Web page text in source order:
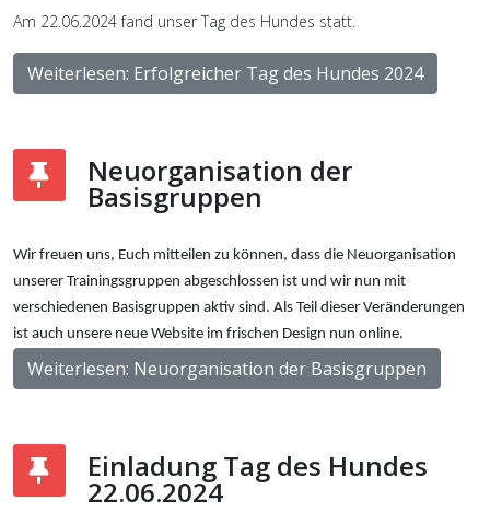
Am 22.06.2024 fand unser Tag des Hundes statt.
Weiterlesen: Erfolgreicher Tag des Hundes 2024
Neuorganisation der
Basisgruppen
Wir freuen uns, Euch mitteilen zu können, dass die Neuorganisation
unserer Trainingsgruppen abgeschlossen ist und wir nun mit
verschiedenen Basisgruppen aktiv sind. Als Teil dieser Veränderungen
ist auch unsere neue Website im frischen Design nun online.
Weiterlesen: Neuorganisation der Basisgruppen
Einladung Tag des Hundes
22.06.2024